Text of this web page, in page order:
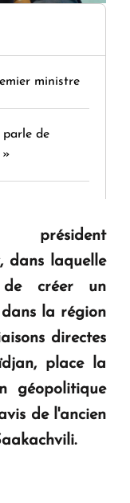
ministre
parle de
»
pas. "
et d'avenir
dans laquelle
créer un
la région
directes
place la
géopolitique
de l'ancien